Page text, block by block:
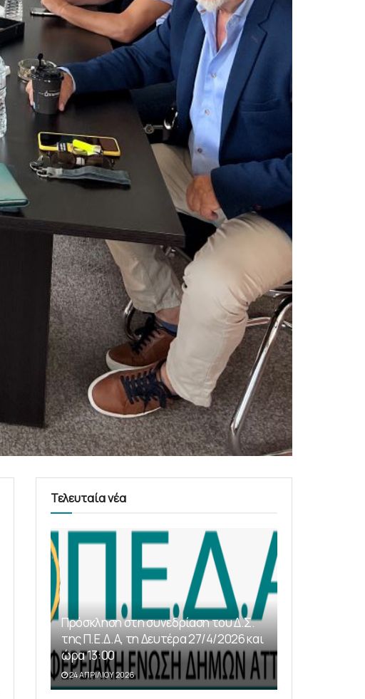
Τελευταία νέα
Πρόσκληση στη συνεδρίαση του Δ.Σ.
της Π.Ε.Δ.Α, τη Δευτέρα 27/4/2026 και
ώρα 13:00
24 ΑΠΡΙΛΊΟΥ 2026